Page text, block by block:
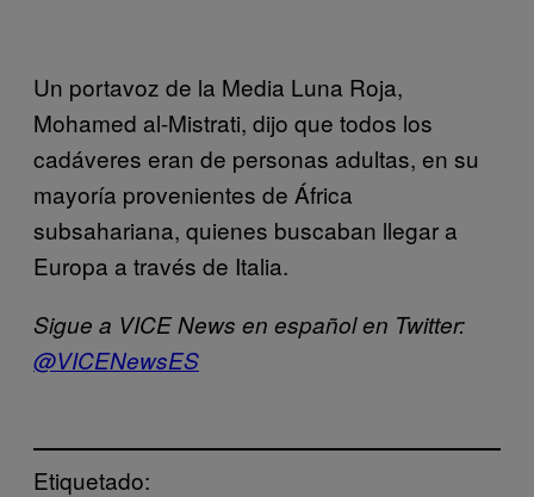
Un portavoz de la Media Luna Roja,
Mohamed al-Mistrati, dijo que todos los
cadáveres eran de personas adultas, en su
mayoría provenientes de África
subsahariana, quienes buscaban llegar a
Europa a través de Italia.
Sigue a VICE News en español en Twitter:
@VICENewsES
Etiquetado: